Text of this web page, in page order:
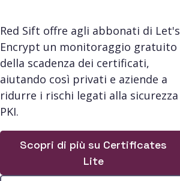
Red Sift offre agli abbonati di Let's
Encrypt un monitoraggio gratuito
della scadenza dei certificati,
aiutando così privati e aziende a
ridurre i rischi legati alla sicurezza
PKI.
Scopri di più su Certificates
Lite